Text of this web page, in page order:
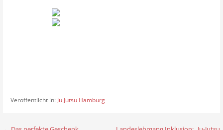
Veröffentlicht in: Ju Jutsu Hamburg